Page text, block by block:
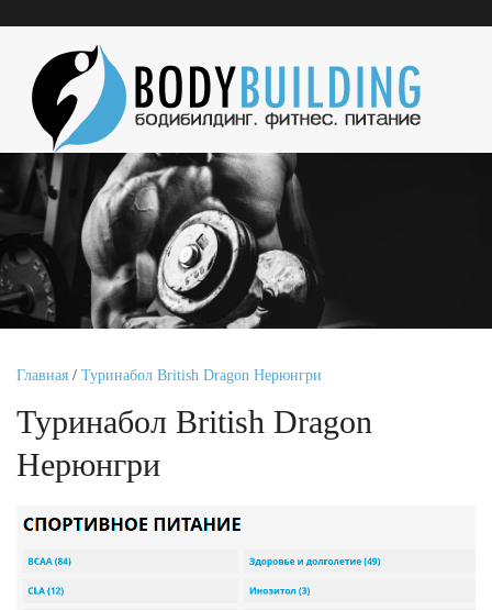
Главная / Туринабол British Dragon Нерюнгри
Туринабол British Dragon
Нерюнгри